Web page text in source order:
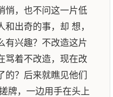
悄，也不问这一片低
出奇的事，却 想，
有兴趣？不改造这片
骂着不改造，现在改
？后来就瞧见他们
牌，一边用手在头上